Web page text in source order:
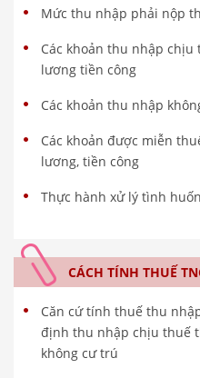
Mức thu nhập phải nộp
Các khoản thu nhập
lương tiền công
Các khoản thu nhập
Các khoản được miễn
lương, tiền công
Thực hành xử lý tình
CÁCH TÍNH THUẾ
Căn cứ tính thuế thu
định thu nhập chịu thuế
không cư trú